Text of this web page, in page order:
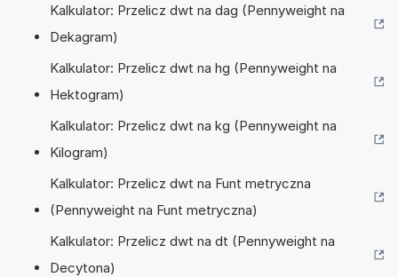
Kalkulator: Przelicz dwt na dag (Pennyweight na
Dekagram)
Kalkulator: Przelicz dwt na hg (Pennyweight na
Hektogram)
Kalkulator: Przelicz dwt na kg (Pennyweight na
Kilogram)
Kalkulator: Przelicz dwt na Funt metryczna
(Pennyweight na Funt metryczna)
Kalkulator: Przelicz dwt na dt (Pennyweight na
Decytona)